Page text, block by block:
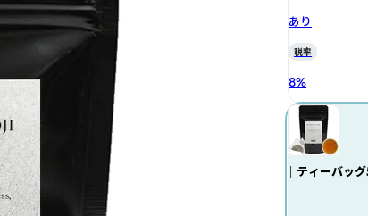
あり
税率
8%
｜ ティーバッ